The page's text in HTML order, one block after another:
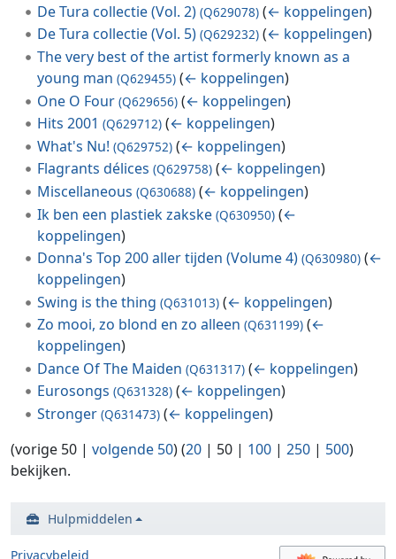
De Tura collectie (Vol. 2) (Q629078) (← koppelingen)
De Tura collectie (Vol. 5) (Q629232) (← koppelingen)
The very best of the artist formerly known as a
young man (Q629455) (← koppelingen)
One O Four (Q629656) (← koppelingen)
Hits 2001 (Q629712) (← koppelingen)
What's Nu! (Q629752) (← koppelingen)
Flagrants délices (Q629758) (← koppelingen)
Miscellaneous (Q630688) (← koppelingen)
Ik ben een plastiek zakske (Q630950) (←
koppelingen)
Donna's Top 200 aller tijden (Volume 4) (Q630980) (←
koppelingen)
Swing is the thing (Q631013) (← koppelingen)
Zo mooi, zo blond en zo alleen (Q631199) (←
koppelingen)
Dance Of The Maiden (Q631317) (← koppelingen)
Eurosongs (Q631328) (← koppelingen)
Stronger (Q631473) (← koppelingen)
(vorige 50 | volgende 50) (20 | 50 | 100 | 250 | 500)
bekijken.
Hulpmiddelen
Privacybeleid